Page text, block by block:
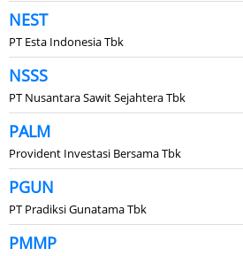
NEST
PT Esta Indonesia Tbk
NSSS
PT Nusantara Sawit Sejahtera Tbk
PALM
Provident Investasi Bersama Tbk
PGUN
PT Pradiksi Gunatama Tbk
PMMP